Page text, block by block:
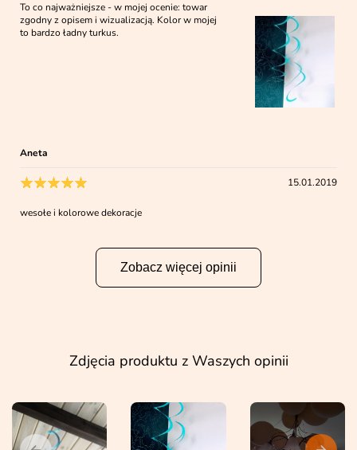
To co najważniejsze - w mojej ocenie: towar
zgodny z opisem i wizualizacją. Kolor w mojej
to bardzo ładny turkus.
Aneta
15.01.2019
wesołe i kolorowe dekoracje
Zobacz więcej opinii
Zdjęcia produktu z Waszych opinii